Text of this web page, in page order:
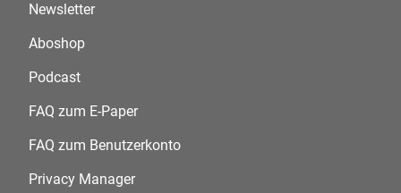
Newsletter
Aboshop
Podcast
FAQ zum E-Paper
FAQ zum Benutzerkonto
Privacy Manager